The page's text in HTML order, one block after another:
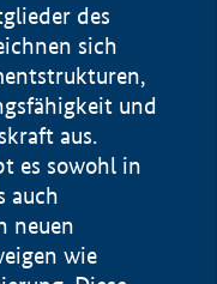
des
sich
und
aus.
es sowohl in
auch
neuen
wie